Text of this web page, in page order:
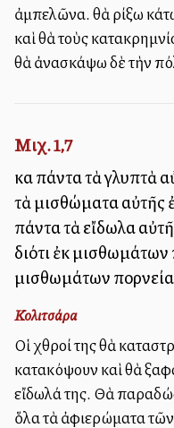
ἀμπελῶνα. θὰ ρίξω
καὶ θὰ τοὺς
θὰ ἀνασκάψω δὲ τὴν
Μιχ. 1,7
καὶ πάντα τὰ γλυπτὰ
τὰ μισθώματα αὐτῆς
πάντα τὰ εἴδωλα
διότι ἐκ μισθωμάτων
μισθωμάτων
Κολιτσάρα
Οἱ ἐχθροί της θὰ
κατακόψουν καὶ θὰ
εἴδωλά της. Θὰ
ὅλα τὰ ἀφιερώματα